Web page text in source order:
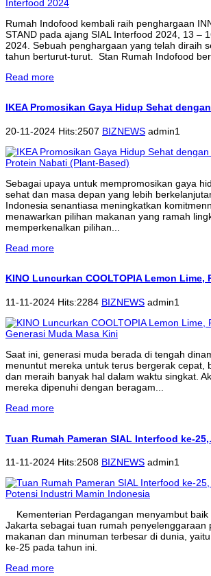
Rumah Indofood kembali raih penghargaan
STAND pada ajang SIAL Interfood 2024, 13 –
2024. Sebuah penghargaan yang telah diraih
tahun berturut-turut. Stan Rumah Indofood
Read more
IKEA Promosikan Gaya Hidup Sehat
20-11-2024 Hits:2507 BIZNEWS admin1
Sebagai upaya untuk mempromosikan gaya
sehat dan masa depan yang lebih
Indonesia senantiasa meningkatkan
menawarkan pilihan makanan yang ramah
memperkenalkan pilihan...
Read more
KINO Luncurkan COOLTOPIA Lemon Lime,
11-11-2024 Hits:2284 BIZNEWS admin1
Saat ini, generasi muda berada di tengah
menuntut mereka untuk terus bergerak cepat,
dan meraih banyak hal dalam waktu singkat.
mereka dipenuhi dengan beragam...
Read more
Tuan Rumah Pameran SIAL Interfood ke-
11-11-2024 Hits:2508 BIZNEWS admin1
Kementerian Perdagangan menyambut baik
Jakarta sebagai tuan rumah penyelenggaraan
makanan dan minuman terbesar di dunia,
ke-25 pada tahun ini.
Read more